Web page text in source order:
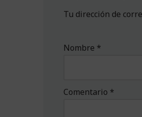
Tu dirección de
Nombre *
Comentario *